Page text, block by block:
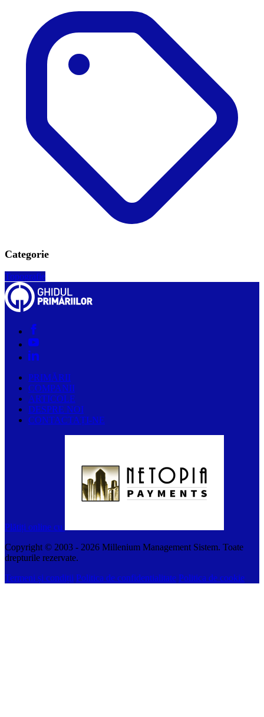
Categorie
Topografie
PRIMĂRII
COMPANII
ARTICOLE
DESPRE NOI
CONTACTAȚI-NE
Plătiți online cu
Copyright © 2003 - 2026 Millenium Management Sistem. Toate
drepturile rezervate.
Termeni și condiții Politica de confidentialitate Politica de cookie